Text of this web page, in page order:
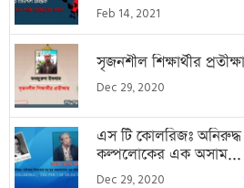
Feb 14, 2021
সৃজনশীল শিক্ষার্থীর
Dec 29, 2020
এস টি কোলরিজঃ অনিরুদ্ধ
কল্পলোকের এক অসাম...
Dec 29, 2020